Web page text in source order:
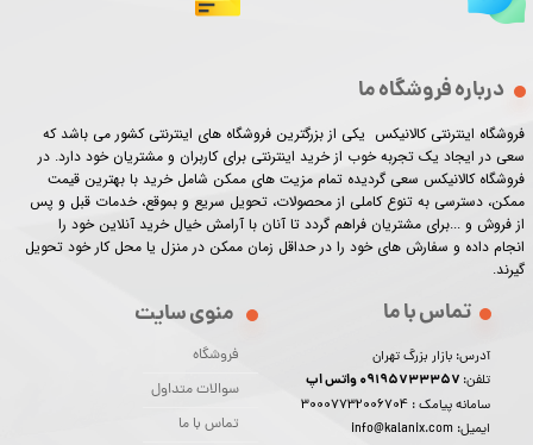
درباره فروشگاه ما
فروشگاه اینترنتی کالانیکس یکی از بزرگترین فروشگاه های اینترنتی کشور می باشد که
سعی در ایجاد یک تجربه خوب از خرید اینترنتی برای کاربران و مشتریان خود دارد. در
فروشگاه کالانیکس سعی گردیده تمام مزیت های ممکن شامل خرید با بهترین قیمت
ممکن، دسترسی به تنوع کاملی از محصولات، تحویل سریع و بموقع، خدمات قبل و پس
از فروش و ...برای مشتریان فراهم گردد تا آنان با آرامش خیال خرید آنلاین خود را
انجام داده و سفارش های خود را در حداقل زمان ممکن در منزل یا محل کار خود تحویل
گیرند.​​​​​​​
منوی سایت
فروشگاه
سوالات متداول
تماس با ما
تماس با ما
آدرس: بازار بزرگ تهران
تلفن:
سامانه پیامک : 30007732006704
ایمیل: info@kalanix.com